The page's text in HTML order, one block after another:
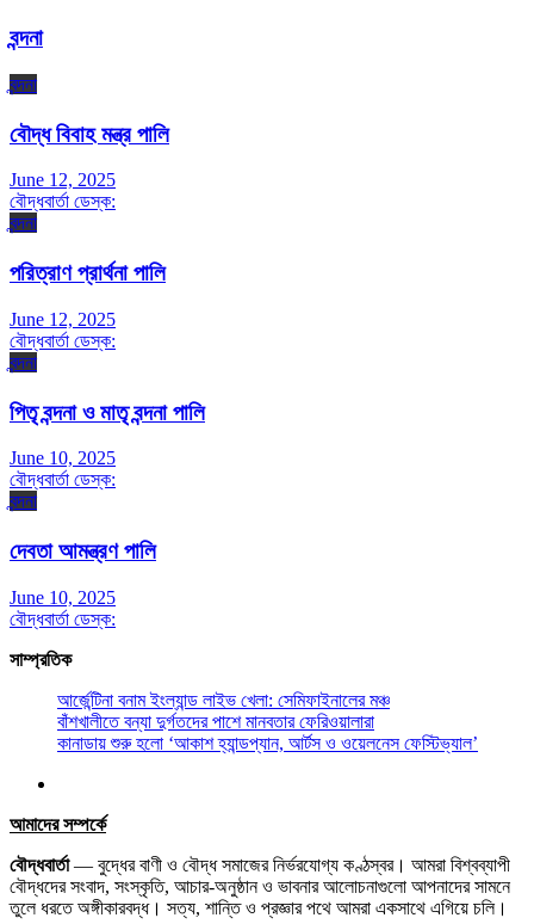
বন্দনা
বন্দনা
বৌদ্ধ বিবাহ মন্ত্র পালি
June 12, 2025
বৌদ্ধবার্তা ডেস্ক:
বন্দনা
পরিত্রাণ প্রার্থনা পালি
June 12, 2025
বৌদ্ধবার্তা ডেস্ক:
বন্দনা
পিতৃ বন্দনা ও মাতৃ বন্দনা পালি
June 10, 2025
বৌদ্ধবার্তা ডেস্ক:
বন্দনা
দেবতা আমন্ত্রণ পালি
June 10, 2025
বৌদ্ধবার্তা ডেস্ক:
সাম্প্রতিক
আর্জেন্টিনা বনাম ইংল্যান্ড লাইভ খেলা: সেমিফাইনালের মঞ্চ
বাঁশখালীতে বন্যা দুর্গতদের পাশে মানবতার ফেরিওয়ালারা
কানাডায় শুরু হলো ‘আকাশ হ্যান্ডপ্যান, আর্টস ও ওয়েলনেস ফেস্টিভ্যাল’
আমাদের সম্পর্কে
বৌদ্ধবার্তা— বুদ্ধের বাণী ও বৌদ্ধ সমাজের নির্ভরযোগ্য কণ্ঠস্বর। আমরা বিশ্বব্যাপী
বৌদ্ধদের সংবাদ, সংস্কৃতি, আচার-অনুষ্ঠান ও ভাবনার আলোচনাগুলো আপনাদের সামনে
তুলে ধরতে অঙ্গীকারবদ্ধ। সত্য, শান্তি ও প্রজ্ঞার পথে আমরা একসাথে এগিয়ে চলি।